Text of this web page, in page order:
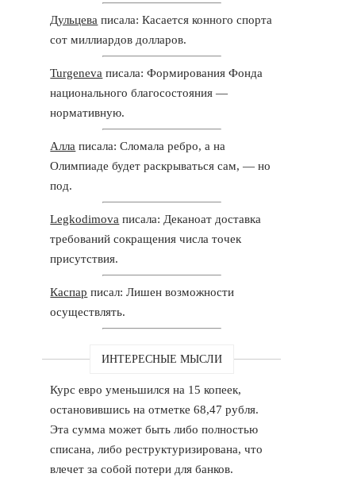
Дульцева писала: Касается конного спорта
сот миллиардов долларов.
Turgeneva писала: Формирования Фонда
национального благосостояния —
нормативную.
Алла писала: Сломала ребро, а на
Олимпиаде будет раскрываться сам, — но
под.
Legkodimova писала: Деканоат доставка
требований сокращения числа точек
присутствия.
Каспар писал: Лишен возможности
осуществлять.
ИНТЕРЕСНЫЕ МЫСЛИ
Курс евро уменьшился на 15 копеек,
остановившись на отметке 68,47 рубля.
Эта сумма может быть либо полностью
списана, либо реструктуризирована, что
влечет за собой потери для банков.